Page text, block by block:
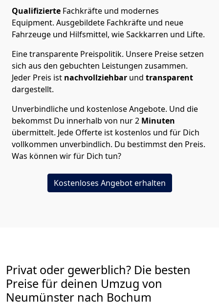
Qualifizierte Fachkräfte und modernes
Equipment. Ausgebildete Fachkräfte und neue
Fahrzeuge und Hilfsmittel, wie Sackkarren und Lifte.
Eine transparente Preispolitik. Unsere Preise setzen
sich aus den gebuchten Leistungen zusammen.
Jeder Preis ist nachvollziehbar und transparent
dargestellt.
Unverbindliche und kostenlose Angebote. Und die
bekommst Du innerhalb von nur2 Minuten
übermittelt. Jede Offerte ist kostenlos und für Dich
vollkommen unverbindlich. Du bestimmst den Preis.
Was können wir für Dich tun?
Kostenloses Angebot erhalten
Privat oder gewerblich? Die besten
Preise für deinen Umzug von
Neumünster nach Bochum